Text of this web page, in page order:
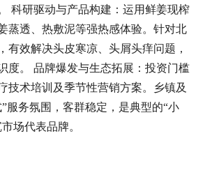
科研驱动与产品构建：运用鲜姜现榨
蒸透、热敷泥等强热感体验。针对北
有效解决头皮寒凉、头屑头痒问题，
度。 品牌爆发与生态拓展：投资门槛
技术培训及季节性营销方案。乡镇及
服务氛围，客群稳定，是典型的“小
场代表品牌。